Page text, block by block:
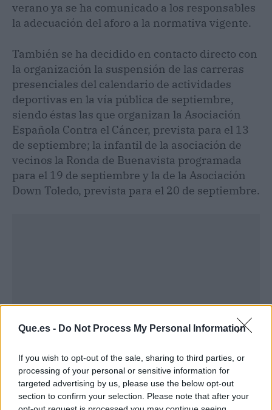
Que.es - Do Not Process My Personal Information
If you wish to opt-out of the sale, sharing to third parties, or
processing of your personal or sensitive information for
targeted advertising by us, please use the below opt-out
section to confirm your selection. Please note that after your
verano ya se ha comunicado a los responsables
la adecuación del aforo a la normativa vigente.
También se ha decidido en contacto directo con
la organización la suspensión de las carreras
presenciales del calendario de actividades
deportivas en la vía pública de septiembre,
siendo éstas las que organizan la Asociación
Española Contra el Cáncer, prevista para el 13
de septiembre; la infantil de la asociación de
vecinos la Ronda de Buenavista programada
para el 19 de septiembre y la de la Asociación
Down Toledo, prevista para el 20 de septiembre.
Publicidad